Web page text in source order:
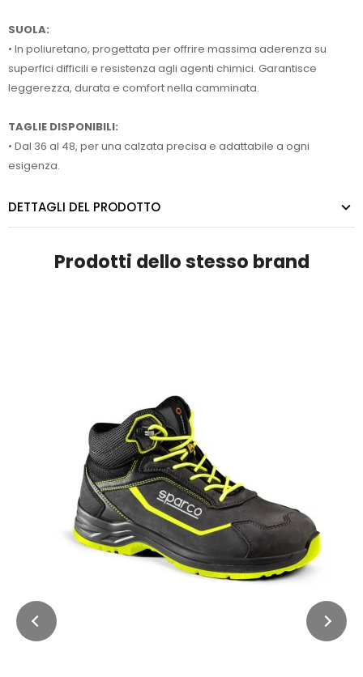
SUOLA:
• In poliuretano, progettata per offrire massima aderenza su
superfici difficili e resistenza agli agenti chimici. Garantisce
leggerezza, durata e comfort nella camminata.
TAGLIE DISPONIBILI:
• Dal 36 al 48, per una calzata precisa e adattabile a ogni
esigenza.
DETTAGLI DEL PRODOTTO
Prodotti dello stesso brand